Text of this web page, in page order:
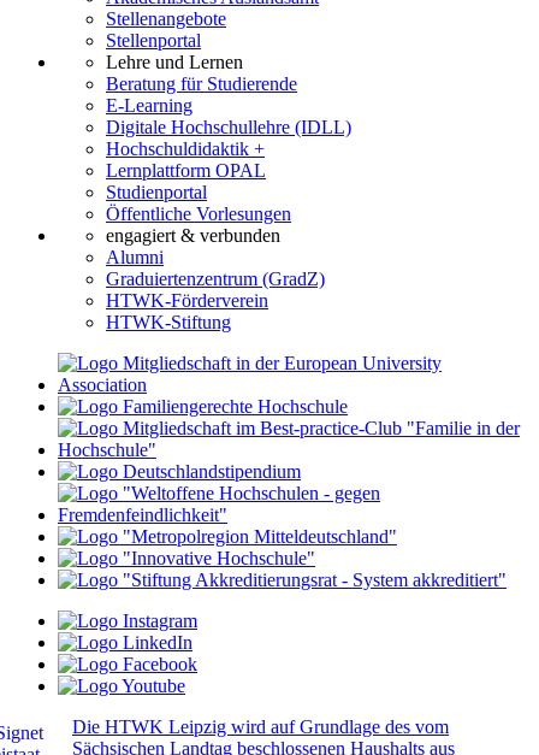
Stellenangebote
Stellenportal
Lehre und Lernen
Beratung für Studierende
E-Learning
Digitale Hochschullehre (IDLL)
Hochschuldidaktik +
Lernplattform OPAL
Studienportal
Öffentliche Vorlesungen
engagiert & verbunden
Alumni
Graduiertenzentrum (GradZ)
HTWK-Förderverein
HTWK-Stiftung
Die HTWK Leipzig wird auf Grundlage des vom
Sächsischen Landtag beschlossenen Haushalts aus